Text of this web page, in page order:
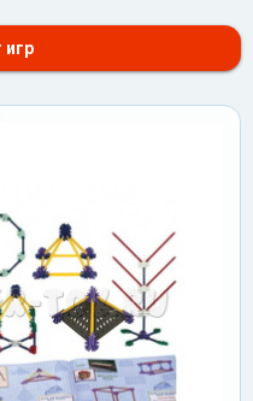
игр